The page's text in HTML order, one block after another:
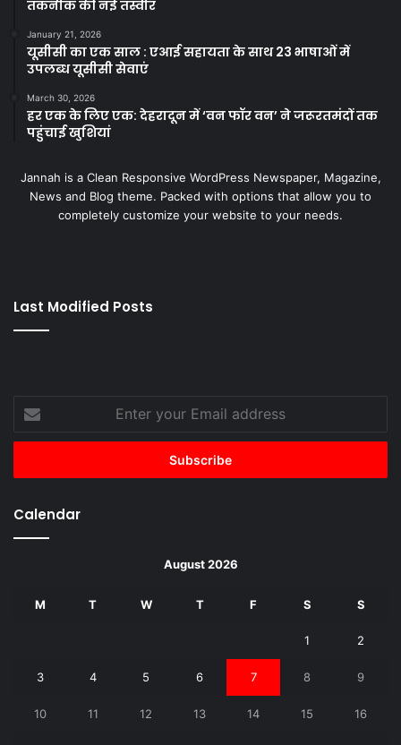
तकनीक की नई तस्वीर
January 21, 2026
यूसीसी का एक साल : एआई सहायता के साथ 23 भाषाओं में
उपलब्ध यूसीसी सेवाएं
March 30, 2026
हर एक के लिए एक: देहरादून में ‘वन फॉर वन’ ने जरूरतमंदों तक
पहुंचाई खुशियां
Jannah is a Clean Responsive WordPress Newspaper, Magazine,
News and Blog theme. Packed with options that allow you to
completely customize your website to your needs.
Last Modified Posts
your
Email
Calendar
August 2026
M T W T F S S
1 2
3 4 5 6 7 8 9
10 11 12 13 14 15 16